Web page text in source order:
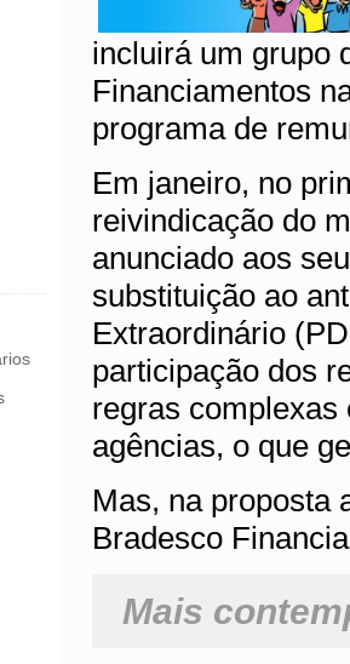
incluirá um grupo
Financiamentos
programa de
Em janeiro, no
reivindicação do
anunciado aos
substituição ao
Extraordinário
participação dos
regras complexas
agências, o que
Mas, na proposta
Bradesco
Mais